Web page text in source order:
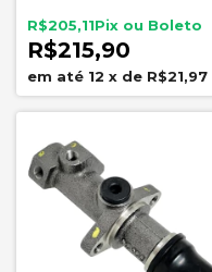
Sistema Bendix
R$215,90
R$205,11
12 x de R$21,97